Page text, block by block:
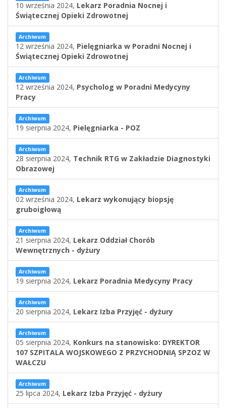
10 września 2024, Lekarz Poradnia Nocnej i
Świątecznej Opieki Zdrowotnej
Archiwum
12 września 2024, Pielęgniarka w Poradni Nocnej i
Świątecznej Opieki Zdrowotnej
Archiwum
12 września 2024, Psycholog w Poradni Medycyny
Pracy
Archiwum
19 sierpnia 2024, Pielęgniarka - POZ
Archiwum
28 sierpnia 2024, Technik RTG w Zakładzie Diagnostyki
Obrazowej
Archiwum
02 września 2024, Lekarz wykonujący biopsję
gruboigłową
Archiwum
21 sierpnia 2024, Lekarz Oddział Chorób
Wewnętrznych - dyżury
Archiwum
19 sierpnia 2024, Lekarz Poradnia Medycyny Pracy
Archiwum
20 sierpnia 2024, Lekarz Izba Przyjęć - dyżury
Archiwum
05 sierpnia 2024, Konkurs na stanowisko: DYREKTOR
107 SZPITALA WOJSKOWEGO Z PRZYCHODNIĄ SPZOZ W
WAŁCZU
Archiwum
25 lipca 2024, Lekarz Izba Przyjęć - dyżury